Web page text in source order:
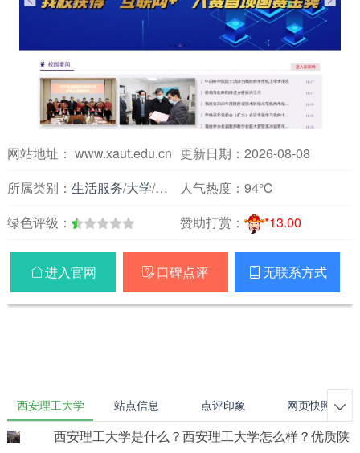
网站地址： www.xaut.edu.cn 更新日期：2026-08-08
所属类别： 生活服务/大学/陕西 人气热度： 94℃
绿色评级：
赞助打赏： *13.00
进入官网  口碑点评  无联系方式
西安理工大学 站点信息 点评印象 网页快照 
西安理工大学是什么？西安理工大学怎么样？优质陕